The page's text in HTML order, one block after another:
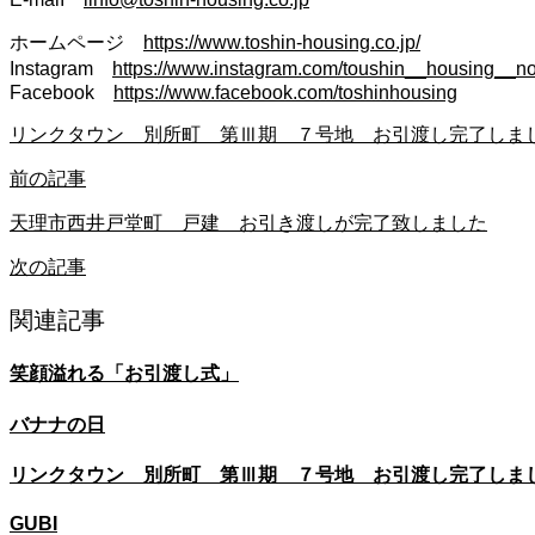
ホームページ
https://www.toshin-housing.co.jp/
Instagram
https://www.instagram.com/
Facebook
https://www.facebook.com/toshinhousing
リンクタウン 別所町 第Ⅲ期 ７号地 お引渡し完了しま
前の記事
天理市西井戸堂町 戸建 お引き渡しが完了致しました
次の記事
関連記事
笑顔溢れる「お引渡し式」
バナナの日
リンクタウン 別所町 第Ⅲ期 ７号地 お引渡し完了しま
GUBI